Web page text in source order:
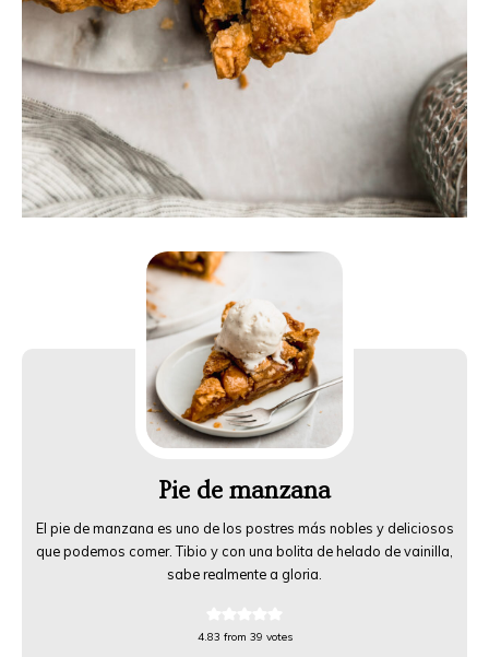
Pie de manzana
El pie de manzana es uno de los postres más nobles y deliciosos
que podemos comer. Tibio y con una bolita de helado de vainilla,
sabe realmente a gloria.
4.83 from 39 votes